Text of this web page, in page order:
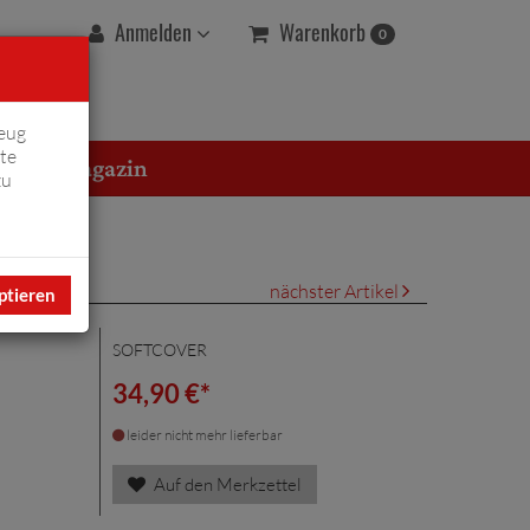
Anmelden Warenkorb 0
Magazin
nächster Artikel
SOFTCOVER
34,90 €*
leider nicht mehr lieferbar
Auf den Merkzettel